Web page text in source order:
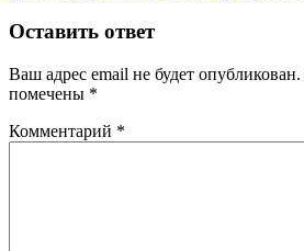
Оставить ответ
Ваш адрес email не будет опубликован.
помечены *
Комментарий *